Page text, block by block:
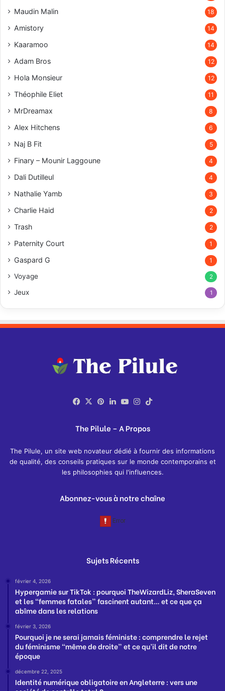
Maudin Malin 18
Amistory 14
Kaaramoo 14
Adam Bros 12
Hola Monsieur 12
Théophile Eliet 11
MrDreamax 8
Alex Hitchens 6
Naj B Fit 5
Finary – Mounir Laggoune 4
Dali Dutilleul 4
Nathalie Yamb 3
Charlie Haid 2
Trash 2
Paternity Court 1
Gaspard G 1
Voyage 2
Jeux 1
Facebook
X Pinterest
Linkedin
YouTubeInstagram
The Pilule – A Propos
The Pilule, un site web novateur dédié à fournir des informations
de qualité, des conseils pratiques sur le monde contemporains et
les philosophies qui l'influences.
Abonnez-vous à notre chaîne
Sujets Récents
février 4, 2026
Hypergamie sur TikTok : pourquoi TheWizardLiz, SheraSeven
et les “femmes fatales” fascinent autant… et ce que ça
abîme dans les relations
février 3, 2026
Pourquoi je ne serai jamais féministe : comprendre le rejet
du féminisme “même de droite” et ce qu’il dit de notre
époque
décembre 22, 2025
Identité numérique obligatoire en Angleterre : vers une